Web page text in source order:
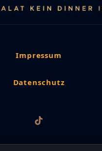
Impressum
Datenschutz